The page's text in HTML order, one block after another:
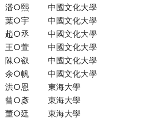
潘○熙 中國文化大學
葉○宇 中國文化大學
趙○丞 中國文化大學
王○萱 中國文化大學
陳○叡 中國文化大學
余○帆 中國文化大學
洪○恩 東海大學
曾○彥 東海大學
董○廷 東海大學